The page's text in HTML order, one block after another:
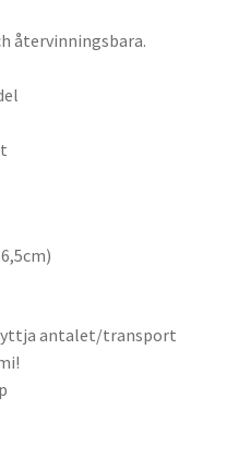
återvinningsbara.
antalet/transport